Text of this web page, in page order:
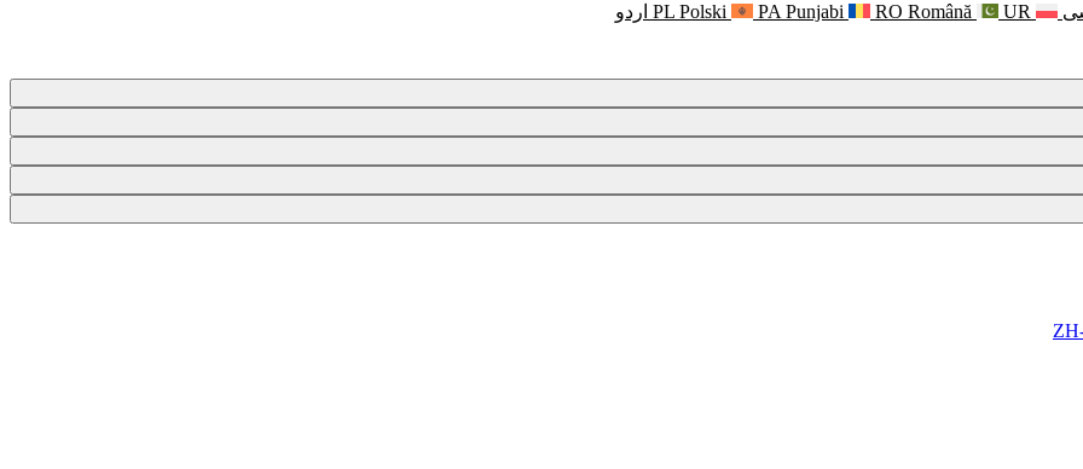
PL Polski PA Punjabi RO Română UR اردو